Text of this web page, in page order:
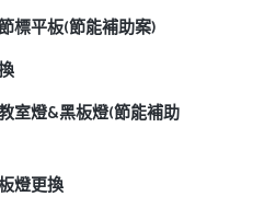
標平板(節能補助案)
室燈&黑板燈(節能補助
燈更換